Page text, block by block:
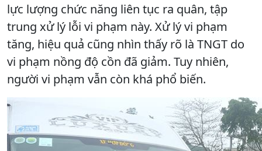
lực lượng chức năng liên tục ra quân, tập
trung xử lý lỗi vi phạm này. Xử lý vi phạm
tăng, hiệu quả cũng nhìn thấy rõ là TNGT do
vi phạm nồng độ cồn đã giảm. Tuy nhiên,
người vi phạm vẫn còn khá phổ biến.